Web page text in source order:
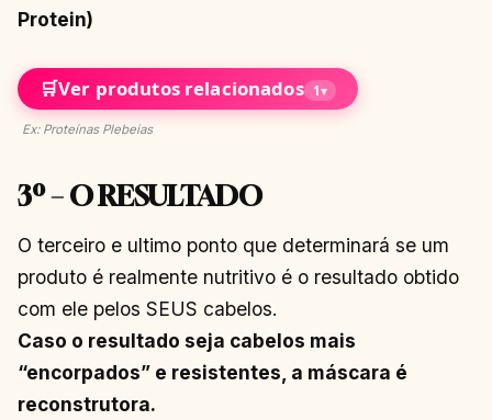
Protein)
🛒Ver produtos relacionados 1▾
Ex: Proteínas Plebeias
3º – O RESULTADO
O terceiro e ultimo ponto que determinará se um
produto é realmente nutritivo é o resultado obtido
com ele pelos SEUS cabelos.
Caso o resultado seja cabelos mais
“encorpados” e resistentes, a máscara é
reconstrutora.